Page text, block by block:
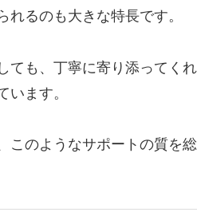
れるのも大きな特長です。
ても、丁寧に寄り添ってく
います。
このようなサポートの質を